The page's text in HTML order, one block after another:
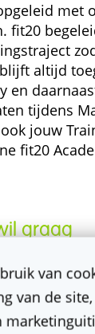
van
van de site,
met
fit20
altijd
en
tijdens
jouw
fit20
graag